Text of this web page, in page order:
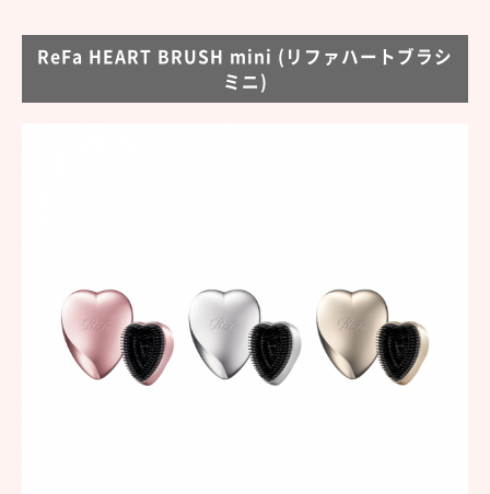
ReFa HEART BRUSH mini (リファハートブラシ
ミニ)